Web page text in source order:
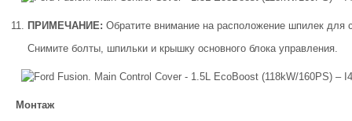
ПРИМЕЧАНИЕ: Обратите внимание на расположение шпилек для
Снимите болты, шпильки и крышку основного блока управления.
Монтаж